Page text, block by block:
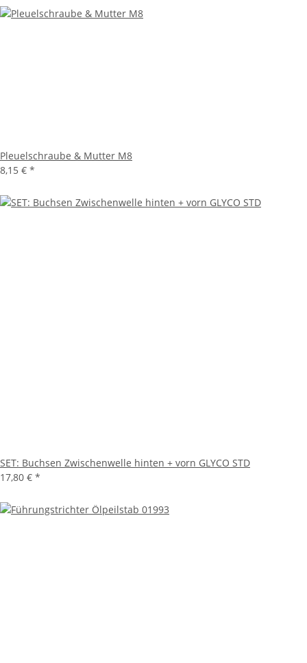
Pleuelschraube & Mutter M8
8,15 € *
SET: Buchsen Zwischenwelle hinten + vorn GLYCO STD
17,80 € *